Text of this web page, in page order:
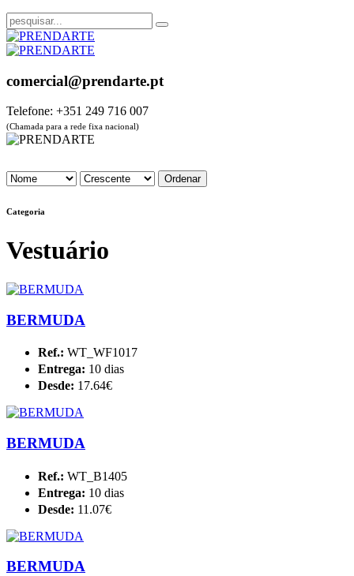
comercial@prendarte.pt
Telefone: +351 249 716 007
(Chamada para a rede fixa nacional)
Categoria
Vestuário
BERMUDA
Ref.: WT_WF1017
Entrega: 10 dias
Desde: 17.64€
BERMUDA
Ref.: WT_B1405
Entrega: 10 dias
Desde: 11.07€
BERMUDA